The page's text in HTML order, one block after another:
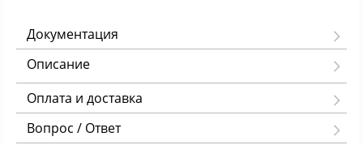
Документация
Описание
Оплата и доставка
Вопрос / Ответ